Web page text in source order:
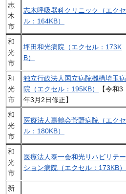
志
木
市
志木呼吸器科クリニック（エクセ
ル：164KB）
和
光
市
坪田和光病院（エクセル：173K
B）
和
光
市
独立行政法人国立病院機構埼玉病
院（エクセル：195KB）
【令和3
年3月2日修正】
和
光
市
医療法人壽鶴会菅野病院（エクセ
ル：180KB）
和
光
市
医療法人泰一会和光リハビリテー
ション病院（エクセル：173KB）
新